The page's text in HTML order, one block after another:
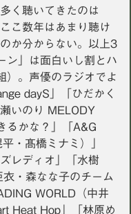
く聴いてきたのは
こ数年はあまり聴け
か分からない。以上3
ン」は面白いし割とハ
）。声優のラジオでよ
dayS」「ひだかく
いのり MELODY
るかな？」「A&G
・髙橋ミナミ）」
レディオ」「水樹
・森なな子のチーム
WORLD（中井
Heat Hop」「林原め